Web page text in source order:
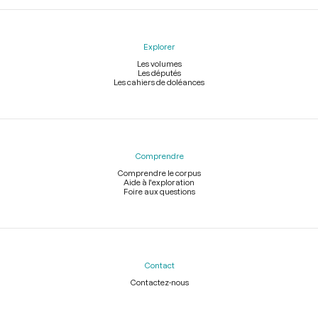
Explorer
Les volumes
Les députés
Les cahiers de doléances
Comprendre
Comprendre le corpus
Aide à l'exploration
Foire aux questions
Contact
Contactez-nous